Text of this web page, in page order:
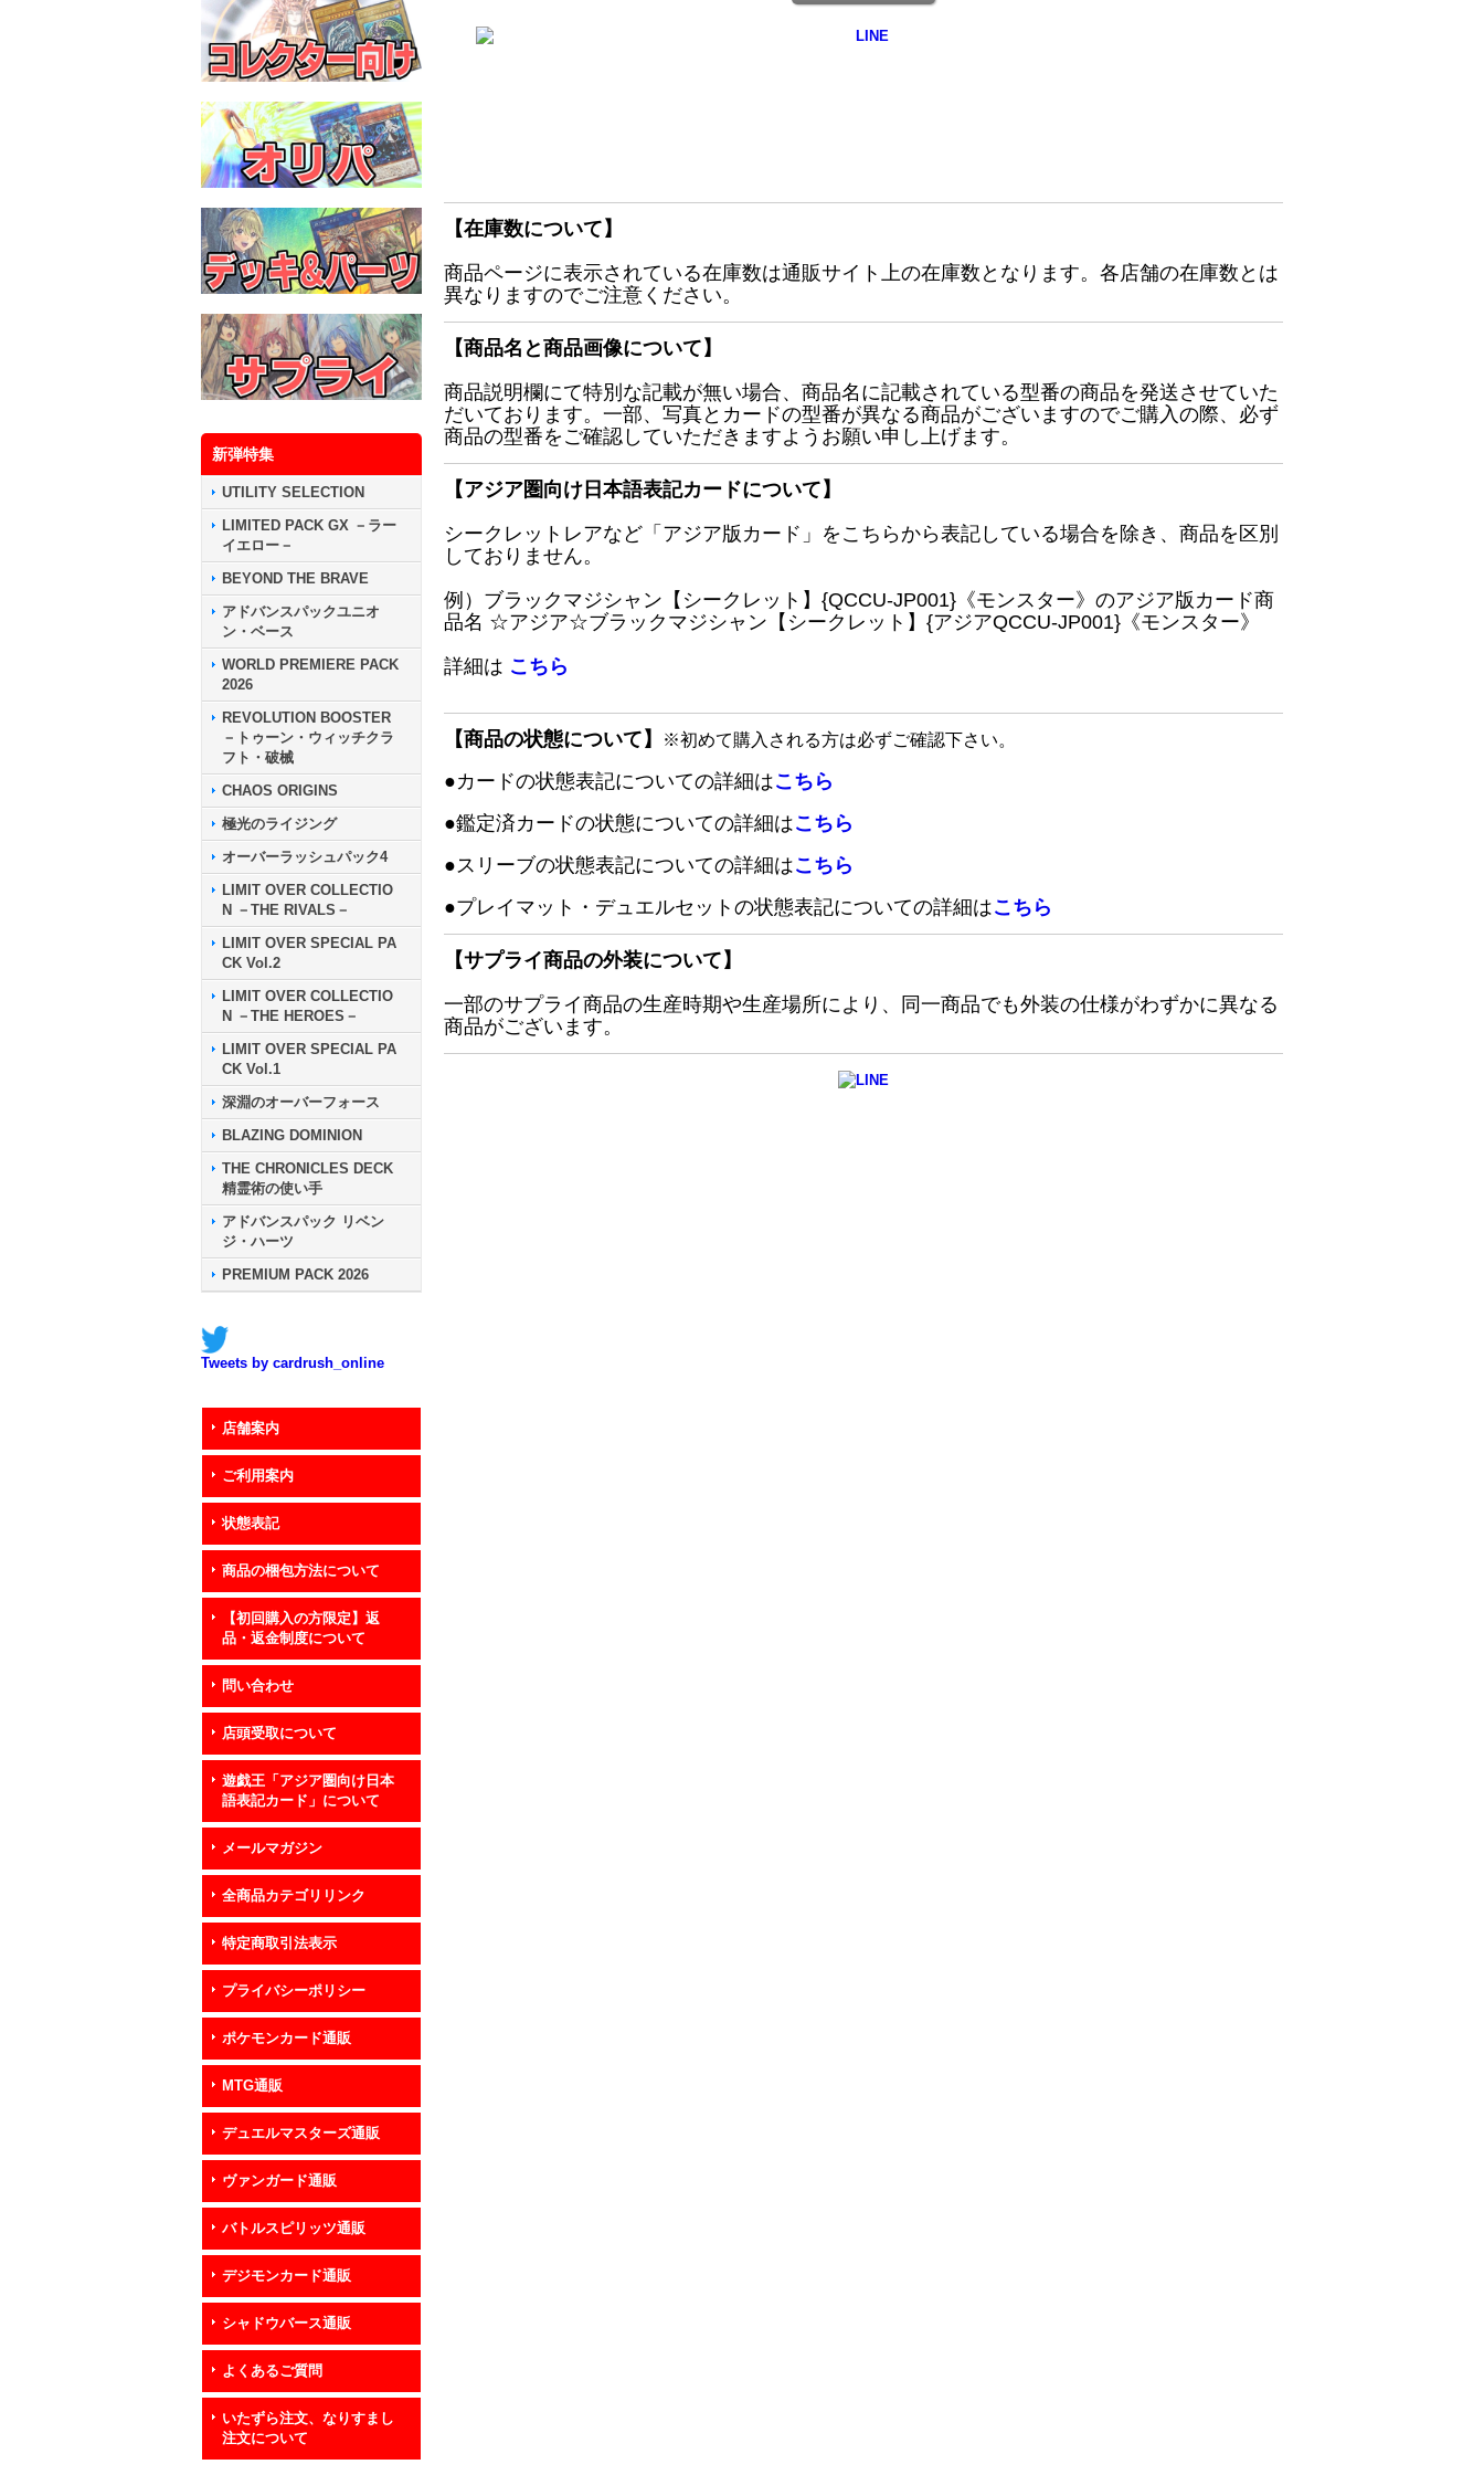
新弾特集
UTILITY SELECTION
LIMITED PACK GX －ラー
イエロー－
BEYOND THE BRAVE
アドバンスパックユニオ
ン・ベース
WORLD PREMIERE PACK
2026
REVOLUTION BOOSTER
－トゥーン・ウィッチクラ
フト・破械
CHAOS ORIGINS
極光のライジング
オーバーラッシュパック4
LIMIT OVER COLLECTIO
N －THE RIVALS－
LIMIT OVER SPECIAL PA
CK Vol.2
LIMIT OVER COLLECTIO
N －THE HEROES－
LIMIT OVER SPECIAL PA
CK Vol.1
深淵のオーバーフォース
BLAZING DOMINION
THE CHRONICLES DECK
精霊術の使い手
アドバンスパック リベン
ジ・ハーツ
PREMIUM PACK 2026
Tweets by cardrush_online
店舗案内
ご利用案内
状態表記
商品の梱包方法について
【初回購入の方限定】返
品・返金制度について
問い合わせ
店頭受取について
遊戯王「アジア圏向け日本
語表記カード」について
メールマガジン
全商品カテゴリリンク
特定商取引法表示
プライバシーポリシー
ポケモンカード通販
MTG通販
デュエルマスターズ通販
ヴァンガード通販
バトルスピリッツ通販
デジモンカード通販
シャドウバース通販
よくあるご質問
いたずら注文、なりすまし
注文について
【在庫数について】
商品ページに表示されている在庫数は通販サイト上の在庫数となります。各店舗の在庫数とは
異なりますのでご注意ください。
【商品名と商品画像について】
商品説明欄にて特別な記載が無い場合、商品名に記載されている型番の商品を発送させていた
だいております。一部、写真とカードの型番が異なる商品がございますのでご購入の際、必ず
商品の型番をご確認していただきますようお願い申し上げます。
【アジア圏向け日本語表記カードについて】
シークレットレアなど「アジア版カード」をこちらから表記している場合を除き、商品を区別
しておりません。
例）ブラックマジシャン【シークレット】{QCCU-JP001}《モンスター》のアジア版カード商
品名 ☆アジア☆ブラックマジシャン【シークレット】{アジアQCCU-JP001}《モンスター》
詳細は こちら
【商品の状態について】 ※初めて購入される方は必ずご確認下さい。
●カードの状態表記についての詳細はこちら
●鑑定済カードの状態についての詳細はこちら
●スリーブの状態表記についての詳細はこちら
●プレイマット・デュエルセットの状態表記についての詳細はこちら
【サプライ商品の外装について】
一部のサプライ商品の生産時期や生産場所により、同一商品でも外装の仕様がわずかに異なる
商品がございます。